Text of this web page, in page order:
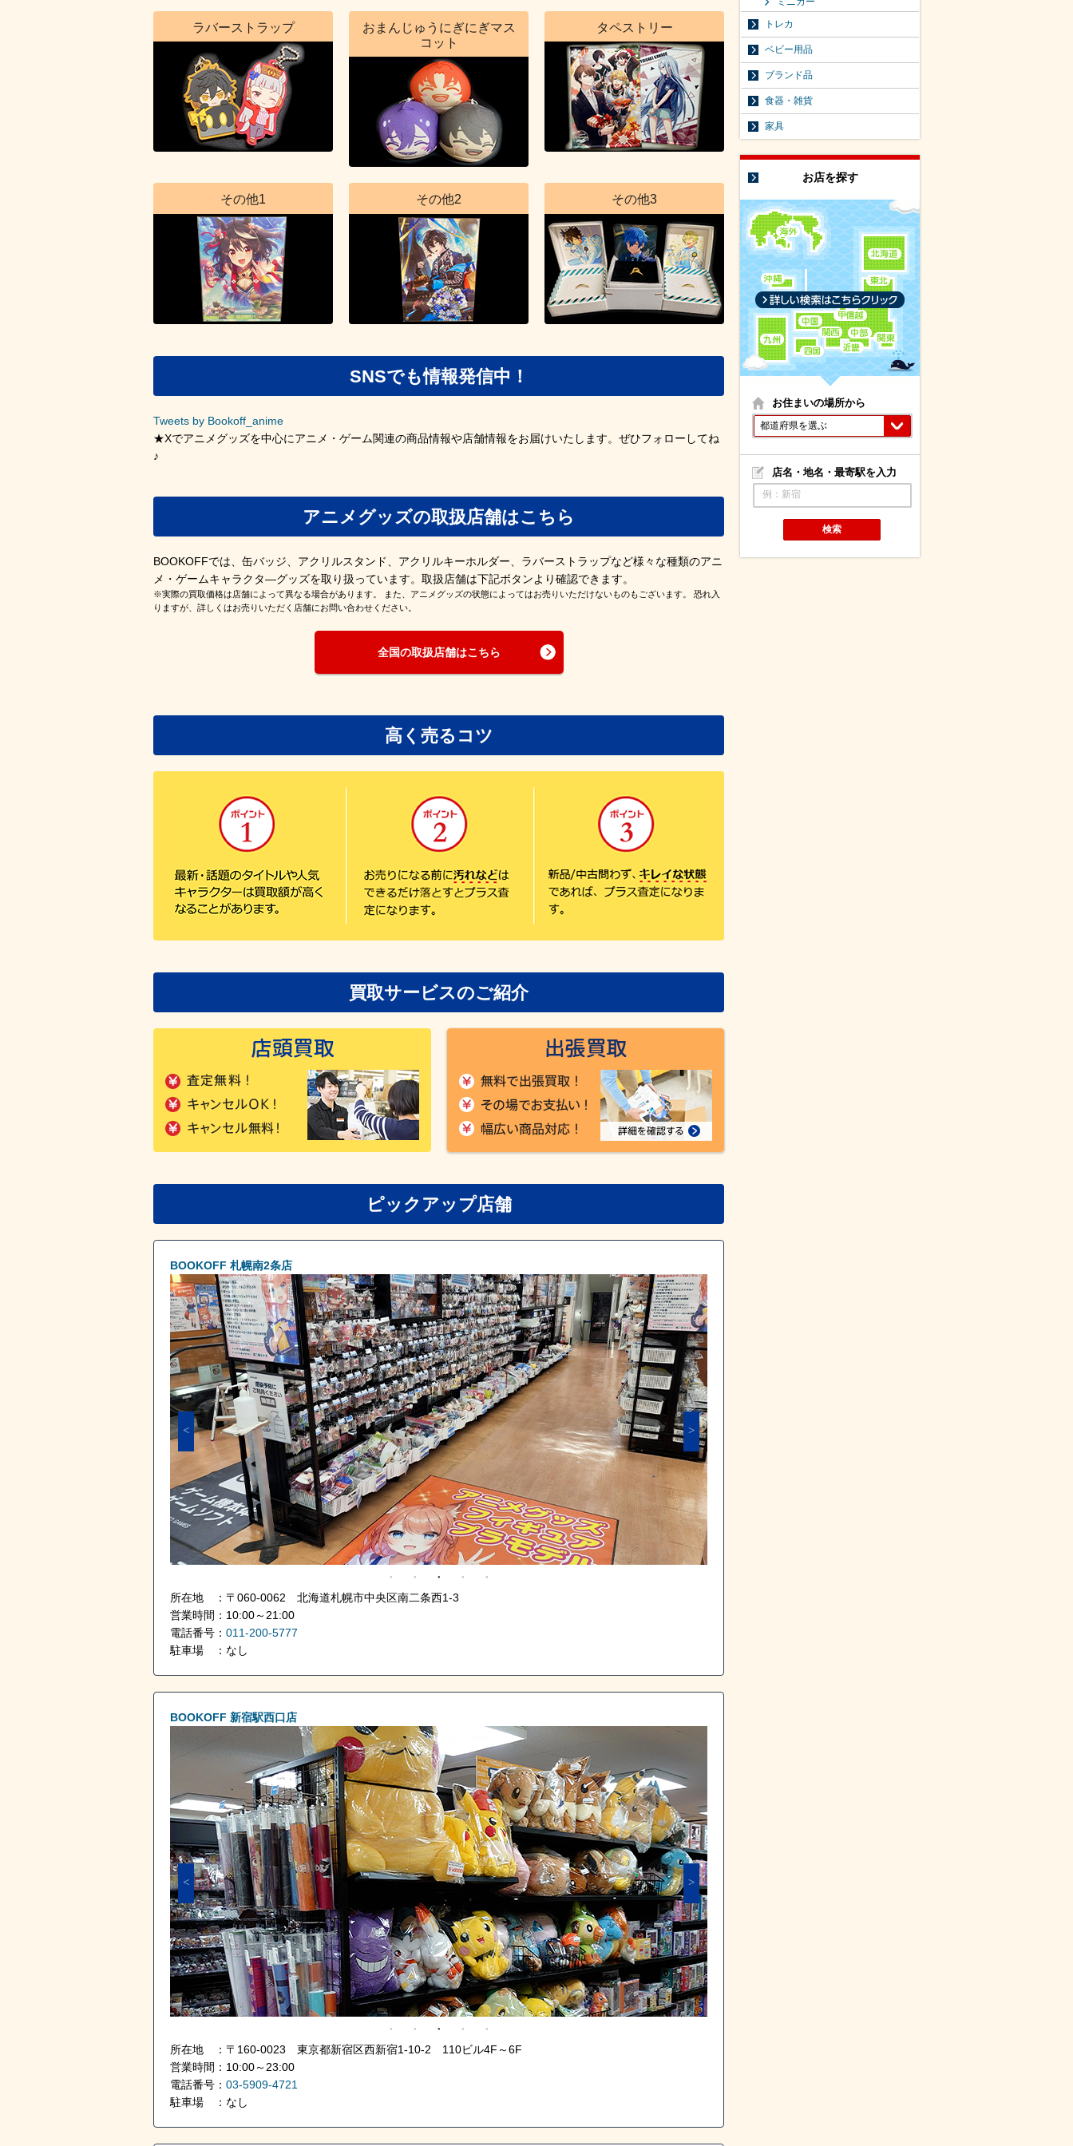
トレカ
ベビー用品
ブランド品
食器・雑貨
家具
お店を探す
お住まいの場所から
都道府県を選ぶ
店名・地名・最寄駅を入力
例：新宿
検索
ラバーストラップ
おまんじゅうにぎにぎマス
コット
タペストリー
その他1 その他2 その他3
SNSでも情報発信中！
Tweets by Bookoff_anime
★Xでアニメグッズを中心にアニメ・ゲーム関連の商品情報や店舗情報をお届けいたします。ぜひフォローしてね
♪
アニメグッズの取扱店舗はこちら
BOOKOFFでは、缶バッジ、アクリルスタンド、アクリルキーホルダー、ラバーストラップなど様々な種類のアニ
メ・ゲームキャラクタ―グッズを取り扱っています。取扱店舗は下記ボタンより確認できます。
※実際の買取価格は店舗によって異なる場合があります。 また、アニメグッズの状態によってはお売りいただけないものもございます。 恐れ入
りますが、詳しくはお売りいただく店舗にお問い合わせください。
全国の取扱店舗はこちら
高く売るコツ
買取サービスのご紹介
ピックアップ店舗
BOOKOFF 札幌南2条店
所在地 ：〒060-0062 北海道札幌市中央区南二条西1-3
営業時間：10:00～21:00
電話番号： 011-200-5777
駐車場 ：なし
BOOKOFF 新宿駅西口店
所在地 ：〒160-0023 東京都新宿区西新宿1-10-2 110ビル4F～6F
営業時間：10:00～23:00
電話番号： 03-5909-4721
駐車場 ：なし